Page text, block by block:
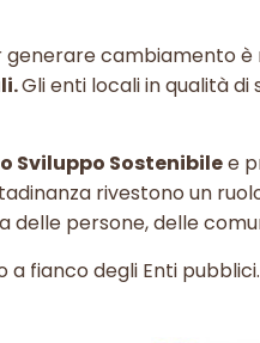
cambiamento è
Gli enti locali in qualità
Sviluppo Sostenibilee
rivestono un
persone, delle
a fianco degli Enti pubblici.